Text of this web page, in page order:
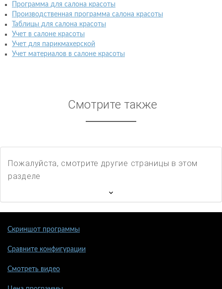
Программа для салона красоты
Производственная программа салона красоты
Таблицы для салона красоты
Учет в салоне красоты
Учет для парикмахерской
Учет материалов в салоне красоты
Смотрите также
Пожалуйста, смотрите другие страницы в этом
разделе
Скриншот программы
Сравните конфигурации
Смотреть видео